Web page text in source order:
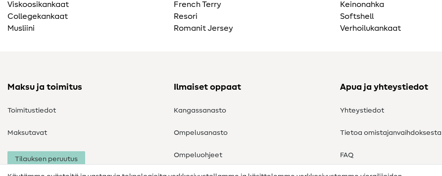
Viskoosikankaat
Collegekankaat
Musliini
French Terry
Resori
Romanit Jersey
Keinonahka
Softshell
Verhoilukankaat
Maksu ja toimitus
Toimitustiedot
Maksutavat
Tilauksen peruutus
Ilmaiset oppaat
Kangassanasto
Ompelusanasto
Ompeluohjeet
Apua ja yhteystiedot
Yhteystiedot
Tietoa omistajanvaihdoksesta
FAQ